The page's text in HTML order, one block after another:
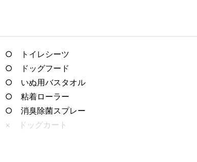
○ トイレシーツ
○ ドッグフード
○ いぬ用バスタオル
○ 粘着ローラー
○ 消臭除菌スプレー
× ドッグカート